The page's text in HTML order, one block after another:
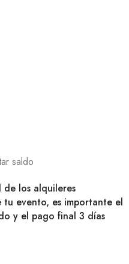
saldo
de los alquileres
evento, es importante el
y el pago final 3 días